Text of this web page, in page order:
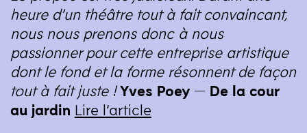
heure d’un théâtre tout à fait convaincant,
nous nous prenons donc à nous
passionner pour cette entreprise artistique
dont le fond et la forme résonnent de façon
tout à fait juste ! Yves Poey — De la cour
au jardin Lire l’article